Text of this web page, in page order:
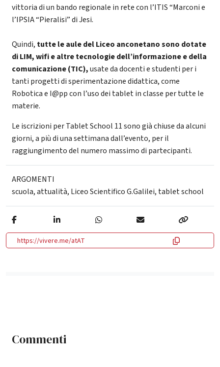
vittoria di un bando regionale in rete con l’ITIS “Marconi e
l’IPSIA “Pieralisi” di Jesi.
Quindi, tutte le aule del Liceo anconetano sono dotate
di LIM, wifi e altre tecnologie dell’informazione e della
comunicazione (TIC),usate da docenti e studenti per i
tanti progetti di sperimentazione didattica, come
Robotica e I@pp con l’uso dei tablet in classe per tutte le
materie.
Le iscrizioni per Tablet School 11 sono già chiuse da alcuni
giorni, a più di una settimana dall’evento, per il
raggiungimento del numero massimo di partecipanti.
ARGOMENTI
scuola,attualità, Liceo Scientifico G.Galilei, tablet school
https://vivere.me/atAT
Commenti